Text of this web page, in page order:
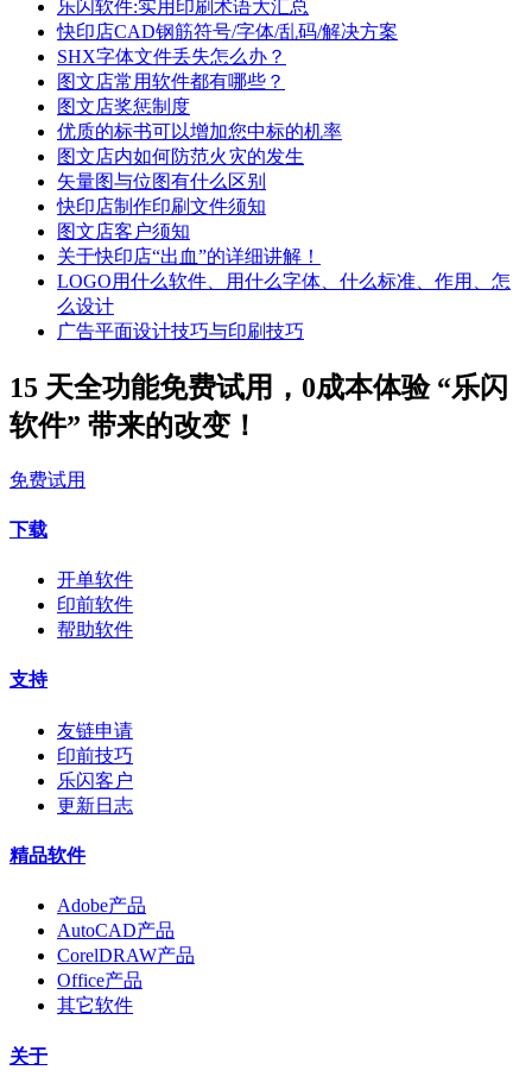
乐闪软件:实用印刷术语大汇总
快印店CAD钢筋符号/字体/乱码/解决方案
SHX字体文件丢失怎么办？
图文店常用软件都有哪些？
图文店奖惩制度
优质的标书可以增加您中标的机率
图文店内如何防范火灾的发生
矢量图与位图有什么区别
快印店制作印刷文件须知
图文店客户须知
关于快印店“出血”的详细讲解！
LOGO用什么软件、用什么字体、什么标准、作用、怎
么设计
广告平面设计技巧与印刷技巧
15 天全功能免费试用，0成本体验 “乐闪
软件” 带来的改变！
免费试用
下载
开单软件
印前软件
帮助软件
支持
友链申请
印前技巧
乐闪客户
更新日志
精品软件
Adobe产品
AutoCAD产品
CorelDRAW产品
Office产品
其它软件
关于